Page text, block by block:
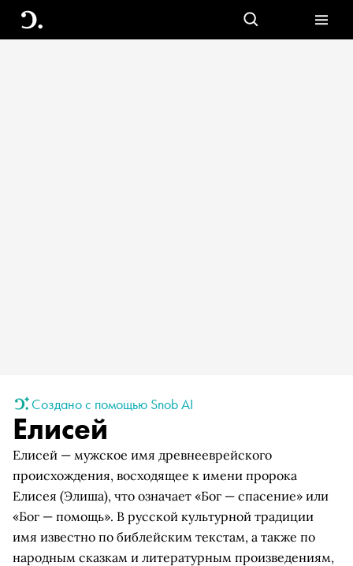
Создано с помощью Snob AI
Елисей
Елисей — мужское имя древнееврейского
происхождения, восходящее к имени пророка
Елисея (Элиша), что означает «Бог — спасение» или
«Бог — помощь». В русской культурной традиции
имя известно по библейским текстам, а также по
народным сказкам и литературным произведениям,